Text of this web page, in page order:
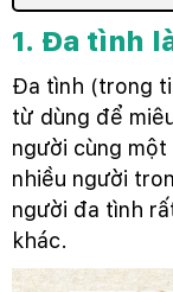
1. Đa tình
Đa tình (trong
từ dùng để
người cùng
nhiều người
người đa tình
khác.